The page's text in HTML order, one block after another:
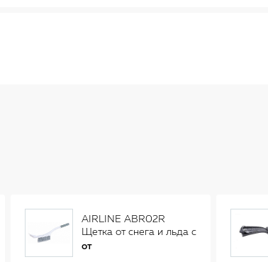
AIRLINE ABR02R
Щетка от снега и льда с
распушенной щетиной
от